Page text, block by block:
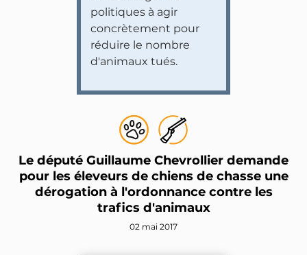
politiques à agir
concrètement pour
réduire le nombre
d'animaux tués.
Le député Guillaume Chevrollier demande
pour les éleveurs de chiens de chasse une
dérogation à l'ordonnance contre les
trafics d'animaux
02 mai 2017